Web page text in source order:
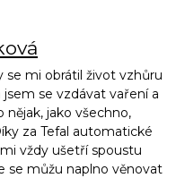
se mi obrátil život vzhůru
se vzdávat vaření a
nějak, jako všechno,
za Tefal automatické
vždy ušetří spoustu
se můžu naplno věnovat